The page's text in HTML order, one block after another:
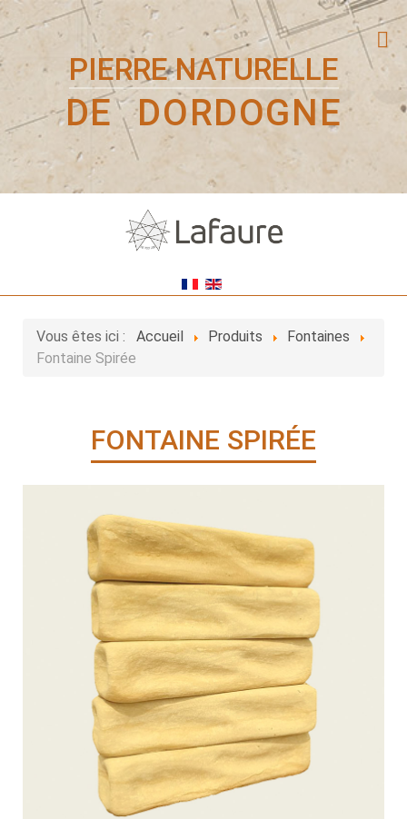
PIERRE NATURELLE
DE DORDOGNE
Vous êtes ici : Accueil Produits
Fontaines
Fontaine Spirée
FONTAINE SPIRÉE